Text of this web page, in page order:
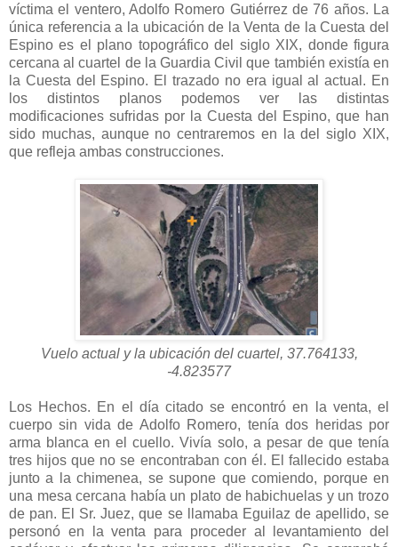
víctima el ventero, Adolfo Romero Gutiérrez de 76 años. La
única referencia a la ubicación de la Venta de la Cuesta del
Espino es el plano topográfico del siglo XIX, donde figura
cercana al cuartel de la Guardia Civil que también existía en
la Cuesta del Espino. El trazado no era igual al actual. En
los distintos planos podemos ver las distintas
modificaciones sufridas por la Cuesta del Espino, que han
sido muchas, aunque no centraremos en la del siglo XIX,
que refleja ambas construcciones.
Vuelo actual y la ubicación del cuartel, 37.764133,
-4.823577
Los Hechos. En el día citado se encontró en la venta, el
cuerpo sin vida de Adolfo Romero, tenía dos heridas por
arma blanca en el cuello. Vivía solo, a pesar de que tenía
tres hijos que no se encontraban con él. El fallecido estaba
junto a la chimenea, se supone que comiendo, porque en
una mesa cercana había un plato de habichuelas y un trozo
de pan. El Sr. Juez, que se llamaba Eguilaz de apellido, se
personó en la venta para proceder al levantamiento del